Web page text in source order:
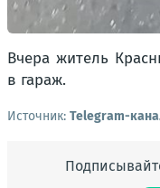
Вчера житель
в гараж.
Источник: Telegram-